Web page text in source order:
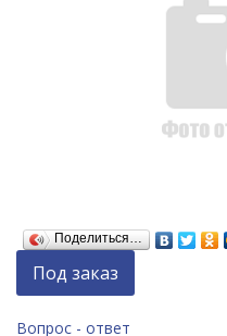
Поделиться…
Под заказ
Вопрос - ответ